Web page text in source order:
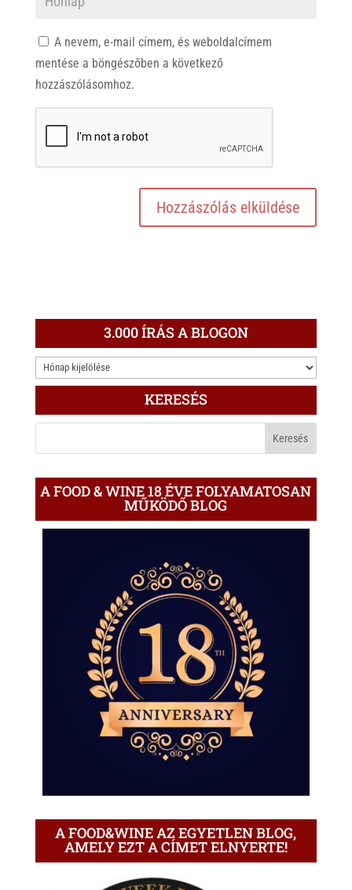
A nevem, e-mail címem, és weboldalcímem
mentése a böngészőben a következő
hozzászólásomhoz.
3.000 ÍRÁS A BLOGON
3.000
ÍRÁS
BLOGON
KERESÉS
A FOOD & WINE 18 ÉVE FOLYAMATOSAN
MŰKÖDŐ BLOG
A FOOD&WINE AZ EGYETLEN BLOG,
AMELY EZT A CÍMET ELNYERTE!